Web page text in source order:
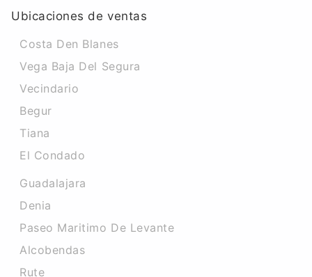
Ubicaciones de ventas
Costa Den Blanes
Vega Baja Del Segura
Vecindario
Begur
Tiana
El Condado
Guadalajara
Denia
Paseo Maritimo De Levante
Alcobendas
Rute